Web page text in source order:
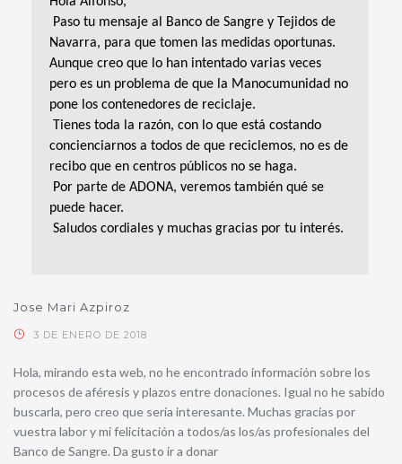
Paso tu mensaje al Banco de Sangre y Tejidos de
Navarra, para que tomen las medidas oportunas.
Aunque creo que lo han intentado varias veces
pero es un problema de que la Manocumunidad no
pone los contenedores de reciclaje.
Tienes toda la razón, con lo que está costando
concienciarnos a todos de que reciclemos, no es de
recibo que en centros públicos no se haga.
Por parte de ADONA, veremos también qué se
puede hacer.
Saludos cordiales y muchas gracias por tu interés.
Jose Mari Azpiroz
3 DE ENERO DE 2018
Hola, mirando esta web, no he encontrado información sobre los
procesos de aféresis y plazos entre donaciones. Igual no he sabido
buscarla, pero creo que sería interesante. Muchas gracias por
vuestra labor y mi felicitación a todos/as los/as profesionales del
Banco de Sangre. Da gusto ir a donar